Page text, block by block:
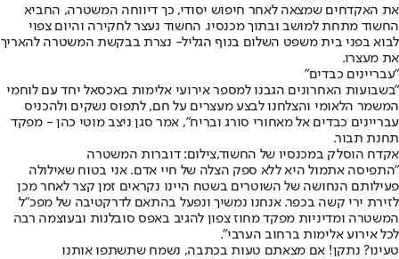
את האקדחים שמצאה לאחר חיפוש יסודי, כך דיווחה המשטרה, החביא
החשוד מתחת למושב ובתוך מכנסיו. החשוד נעצר לחקירה והיום צפוי
לבוא בפני בית משפט השלום בנוף הגליל- נצרת בבקשת המשטרה להאריך
את מעצרו.
"עבריינים כבדים"
"בשבועות האחרונים הגבנו למספר אירועי אלימות באכסאל יחד עם לוחמי
המשמר הלאומי והצלחנו לבצע מעצרים על חם, לתפוס נשקים ולהכניס
עבריינים כבדים אל מאחורי סורג ובריח", אמר סגן ניצב מוטי כהן - מפקד
תחנת תבור.
אקדח הוסלק במכנסיו של החשוד,צילום: דוברות המשטרה
"התפיסה אתמול היא ללא ספק הצלה של חיי אדם. אני בטוח שאילולה
פעילותם הנחושה של השוטרים בשטח היינו נקראים זמן קצר לאחר מכן
לזירת ירי קשה בכפר. אנחנו נמשיך ונפעל בהתאם לדרקטיבה של מפכ"ל
המשטרה ומדיניות מפקד מחוז צפון להגיב באפס סובלנות ובעוצמה רבה
לכל אירוע אלימות ברחוב הערבי".
טעינו? נתקן! אם מצאתם טעות בכתבה, נשמח שתשתפו אותנו